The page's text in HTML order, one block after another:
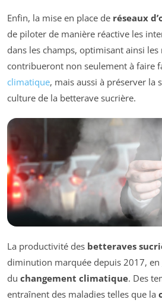
Enfin, la mise en place de réseaux
de piloter de manière réactive les
dans les champs, optimisant ainsi les
contribueront non seulement à faire
climatique, mais aussi à préserver la
culture de la betterave sucrière.
La productivité des betteraves
diminution marquée depuis 2017, en
du changement climatique. Des
entraînent des maladies telles que la